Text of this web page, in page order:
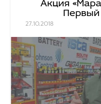
Акция
27.10.2018